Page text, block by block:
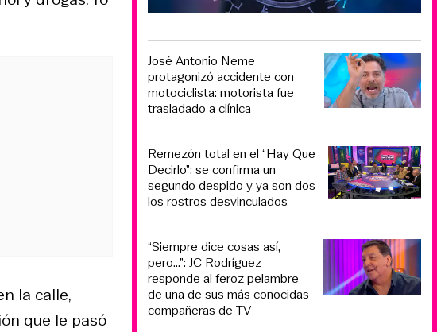
la calle,
que le pasó
José Antonio Neme
protagonizó accidente con
motociclista: motorista fue
trasladado a clínica
Remezón total en el “Hay Que
Decirlo”: se confirma un
segundo despido y ya son dos
los rostros desvinculados
“Siempre dice cosas así,
pero...”: JC Rodríguez
responde al feroz pelambre
de una de sus más conocidas
compañeras de TV